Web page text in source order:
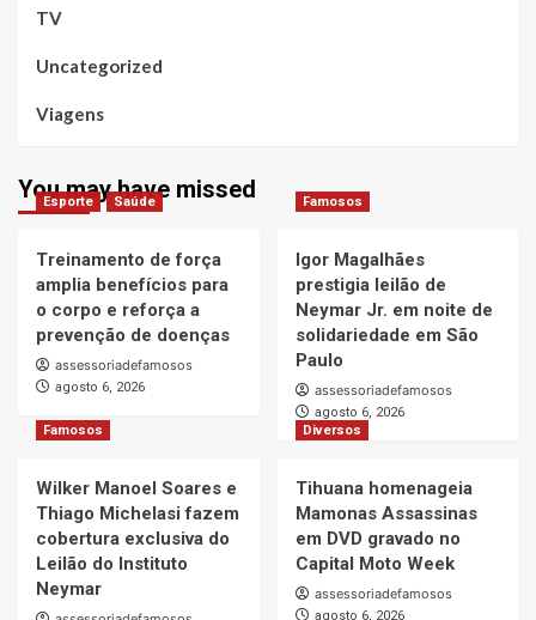
TV
Uncategorized
Viagens
You may have missed
Esporte Saúde
Treinamento de força
amplia benefícios para
o corpo e reforça a
prevenção de doenças
assessoriadefamosos
agosto 6, 2026
Famosos
Igor Magalhães
prestigia leilão de
Neymar Jr. em noite de
solidariedade em São
Paulo
assessoriadefamosos
agosto 6, 2026
Famosos
Wilker Manoel Soares e
Thiago Michelasi fazem
cobertura exclusiva do
Leilão do Instituto
Neymar
Diversos
Tihuana homenageia
Mamonas Assassinas
em DVD gravado no
Capital Moto Week
assessoriadefamosos
agosto 6, 2026